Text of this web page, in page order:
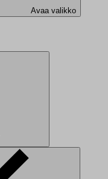
Avaa valikko